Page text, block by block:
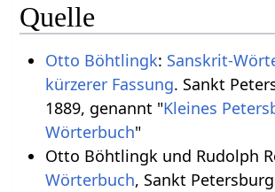
Quelle
Otto Böhtlingk: Sanskrit-
kürzerer Fassung. Sankt
1889, genannt "Kleines
Wörterbuch"
Otto Böhtlingk und Rudolph
Wörterbuch, Sankt